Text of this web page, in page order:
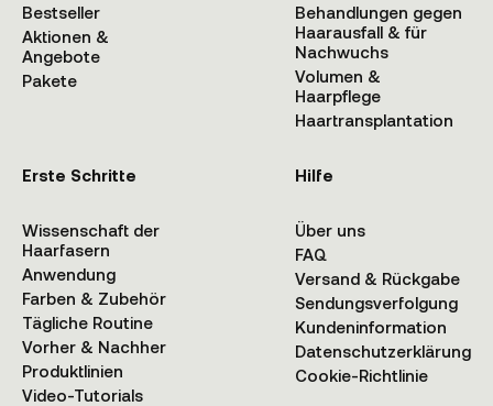
Bestseller
Aktionen &
Angebote
Pakete
Behandlungen gegen
Haarausfall & für
Nachwuchs
Volumen &
Haarpflege
Haartransplantation
Erste Schritte
Wissenschaft der
Haarfasern
Anwendung
Farben & Zubehör
Tägliche Routine
Vorher & Nachher
Produktlinien
Video-Tutorials
Hilfe
Über uns
FAQ
Versand & Rückgabe
Sendungsverfolgung
Kundeninformation
Datenschutzerklärung
Cookie-Richtlinie